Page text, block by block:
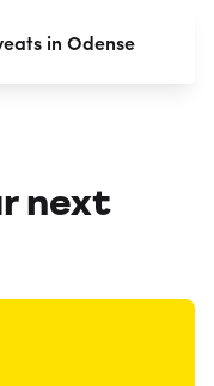
in Odense
next